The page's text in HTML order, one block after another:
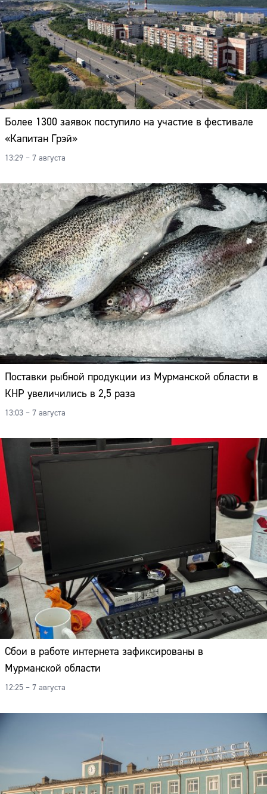
Более 1300 заявок поступило на участие в фестивале
«Капитан Грэй»
13:29 – 7 августа
Поставки рыбной продукции из Мурманской области в
КНР увеличились в 2,5 раза
13:03 – 7 августа
Сбои в работе интернета зафиксированы в
Мурманской области
12:25 – 7 августа
Сайт: